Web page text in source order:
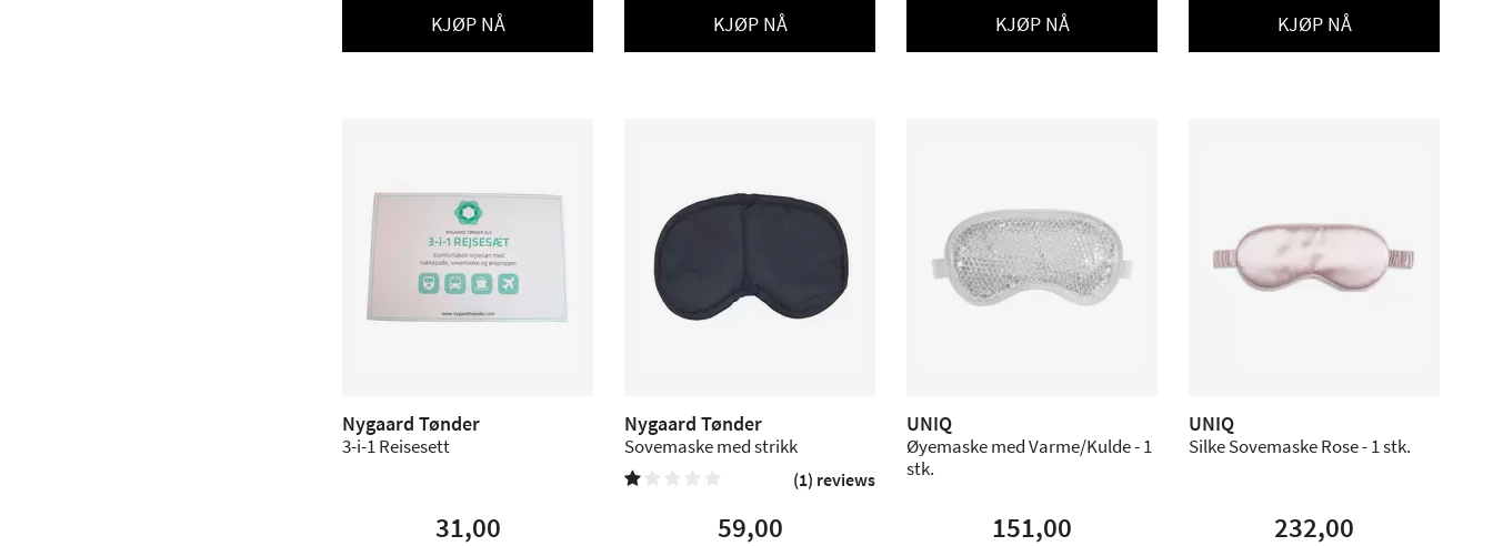
KJØP NÅ KJØP NÅ KJØP NÅ KJØP NÅ
Nygaard Tønder
3-i-1 Reisesett
31,00
Nygaard Tønder
Sovemaske med strikk
 (1) reviews
59,00
UNIQ
Øyemaske med Varme/Kulde - 1
stk.
151,00
UNIQ
Silke Sovemaske Rose - 1 stk.
232,00